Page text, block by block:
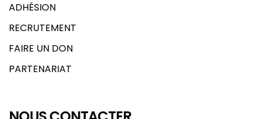
ADHÉSION
RECRUTEMENT
FAIRE UN DON
PARTENARIAT